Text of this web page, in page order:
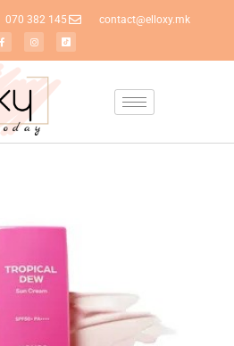
070 382 145 contact@elloxy.mk